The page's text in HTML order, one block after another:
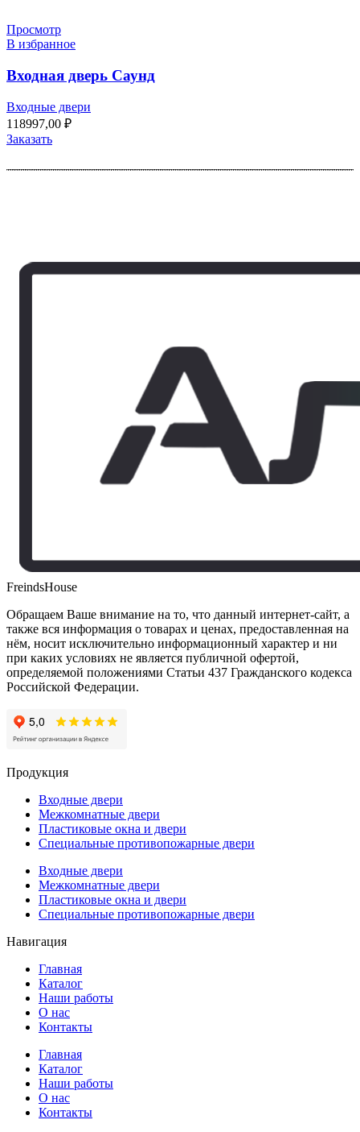
Просмотр
В избранное
Входная дверь Саунд
Входные двери
118997,00 ₽
Заказать
FreindsHouse
Обращаем Ваше внимание на то, что данный интернет-сайт, а
также вся информация о товарах и ценах, предоставленная на
нём, носит исключительно информационный характер и ни
при каких условиях не является публичной офертой,
определяемой положениями Статьи 437 Гражданского кодекса
Российской Федерации.
Продукция
Входные двери
Межкомнатные двери
Пластиковые окна и двери
Специальные противопожарные двери
Входные двери
Межкомнатные двери
Пластиковые окна и двери
Специальные противопожарные двери
Навигация
Главная
Каталог
Наши работы
О нас
Контакты
Главная
Каталог
Наши работы
О нас
Контакты